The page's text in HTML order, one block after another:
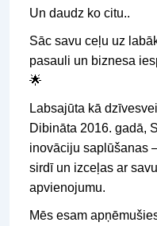
Un daudz ko citu..
Sāc savu ceļu uz
pasauli un biznesa
🌟
Labsajūta kā
Dibināta 2016. gadā,
inovāciju saplūšanas
sirdī un izceļas ar
apvienojumu.
Mēs esam